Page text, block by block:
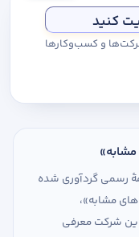
کنید
و کسب‌وکارها
رسمی گردآوری شده
مشابه»،
شرکت معرفی